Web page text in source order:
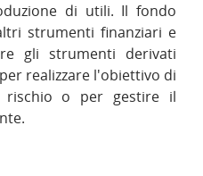
di utili. Il fondo
strumenti finanziari e
gli strumenti derivati
realizzare l'obiettivo di
rischio o per gestire il